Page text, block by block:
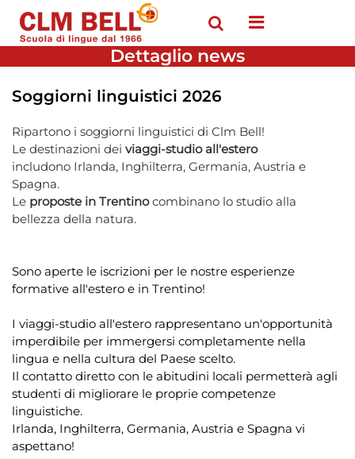
Open menu
Dettaglio news
Soggiorni linguistici 2026
Ripartono i soggiorni linguistici di Clm Bell!
Le destinazioni dei viaggi-studio all'estero
includono Irlanda, Inghilterra, Germania, Austria e
Spagna.
Le proposte in Trentinocombinano lo studio alla
bellezza della natura.
Sono aperte le iscrizioni per le nostre esperienze
formative all'estero e in Trentino!
I viaggi-studio all'estero rappresentano un'opportunità
imperdibile per immergersi completamente nella
lingua e nella cultura del Paese scelto.
Il contatto diretto con le abitudini locali permetterà agli
studenti di migliorare le proprie competenze
linguistiche.
Irlanda, Inghilterra, Germania, Austria e Spagna vi
aspettano!